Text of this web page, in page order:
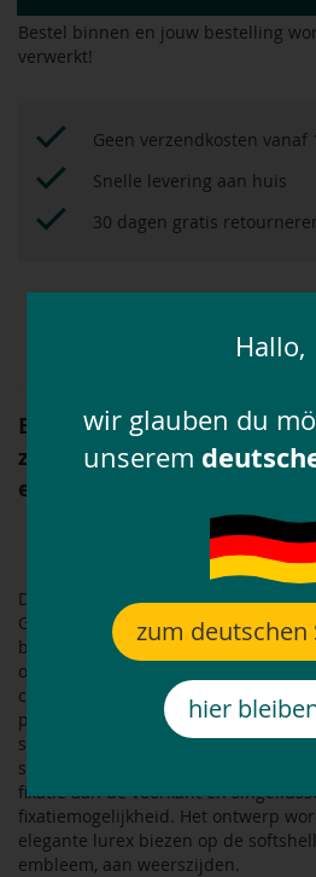
Bestel binnen en jouw bestelling
verwerkt!
Geen verzendkosten vanaf
Snelle levering aan huis
30 dagen gratis
ESKADRON Heritage
zadeldek softshell
embleem
Dit zadeldek van ESKADRON is
Gemaakt van innovatief en
buitenmateriaal dat, in combinatie
onderkant, bijzonder ademend is
compacte en uitgebreide quilting
padding tussen de paardenrug en
slipvaste pasvorm onder het zadel
siliconenoppervlakken, het
fixatie aan de voorkant en
fixatiemogelijkheid. Het ontwerp
elegante lurex biezen op de
embleem, aan weerszijden.
Hallo,
wir glauben du
unserem
zum deutschen
hier